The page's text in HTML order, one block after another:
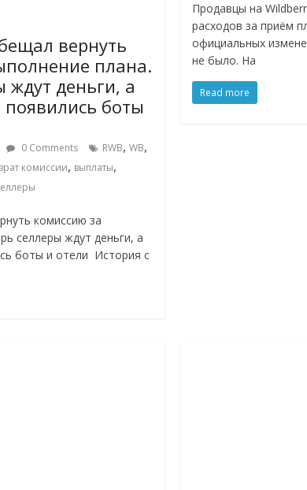
вернуть
плана.
ждут деньги, а
появились боты
0 Comments RWB, WB,
комиссии, выплаты,
комиссию за
селлеры ждут деньги, а
боты и отели История с
Продавцы на
расходов за приём
официальных
не было. На
Read more